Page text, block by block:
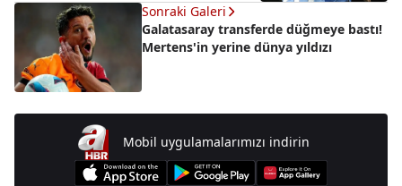
Sonraki Galeri
Galatasaray transferde düğmeye bastı!
Mertens'in yerine dünya yıldızı
Mobil uygulamalarımızı indirin